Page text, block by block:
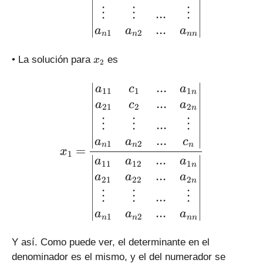
⋮
an1
⋮
an2
...
...
⋮
ann
• La solución para x
2
x2 es
\large\displaystyle x_1
x1 =
a11
a21
⋮
an1
a12
a22
⋮
an2
...
...
...
...
a1n
a2n
⋮
ann
a11
a21
⋮
an1
c1
c2
⋮
an2
...
...
...
...
a1n
a2n
⋮
cn
Y así. Como puede ver, el determinante en el
denominador es el mismo, y el del numerador se